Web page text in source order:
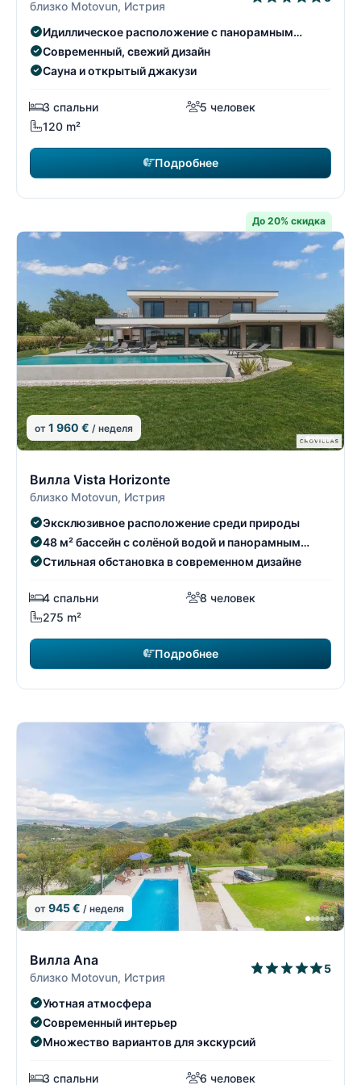
близко Motovun, Истрия
Идиллическое расположение с панорамным
видом
Современный, свежий дизайн
Сауна и открытый джакузи
3 спальни
5 человек
120 m²
Подробнее
До 20% скидка
от 1 960 € / неделя
Вилла Vista Horizonte
близко Motovun, Истрия
Эксклюзивное расположение среди природы
48 м² бассейн с солёной водой и панорамным
видом
Стильная обстановка в современном дизайне
4 спальни
8 человек
275 m²
Подробнее
от 945 € / неделя
Вилла Ana
близко Motovun, Истрия
5
Уютная атмосфера
Современный интерьер
Множество вариантов для экскурсий
3 спальни 6 человек